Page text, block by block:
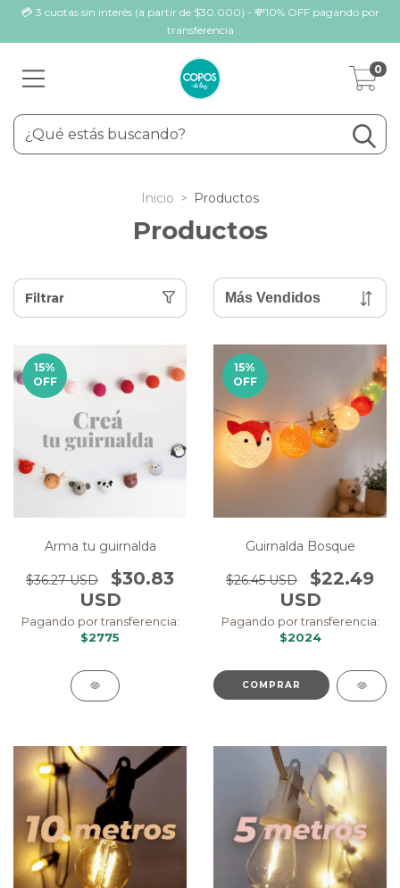
💳 3 cuotas sin interés (a partir de $30.000) - 💸10% OFF pagando por
transferencia
0
Inicio > Productos
Productos
Filtrar
15%
OFF
Arma tu guirnalda
$36.27 USD
$30.83
USD
Pagando por transferencia:
$2775
15%
OFF
Guirnalda Bosque
$26.45 USD
$22.49
USD
Pagando por transferencia:
$2024
COMPRAR